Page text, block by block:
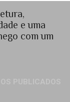
e uma
com um